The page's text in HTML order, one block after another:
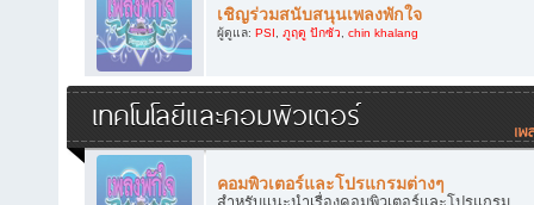
เชิญร่วมสนับสนุนเพลงพักใจ
ผู้ดูแล: PSI, ภูฤดู ปักซัว, chin khalang
เทคโนโลยีและคอมพิวเตอร์
คอมพิวเตอร์และโปรแกรมต่างๆ